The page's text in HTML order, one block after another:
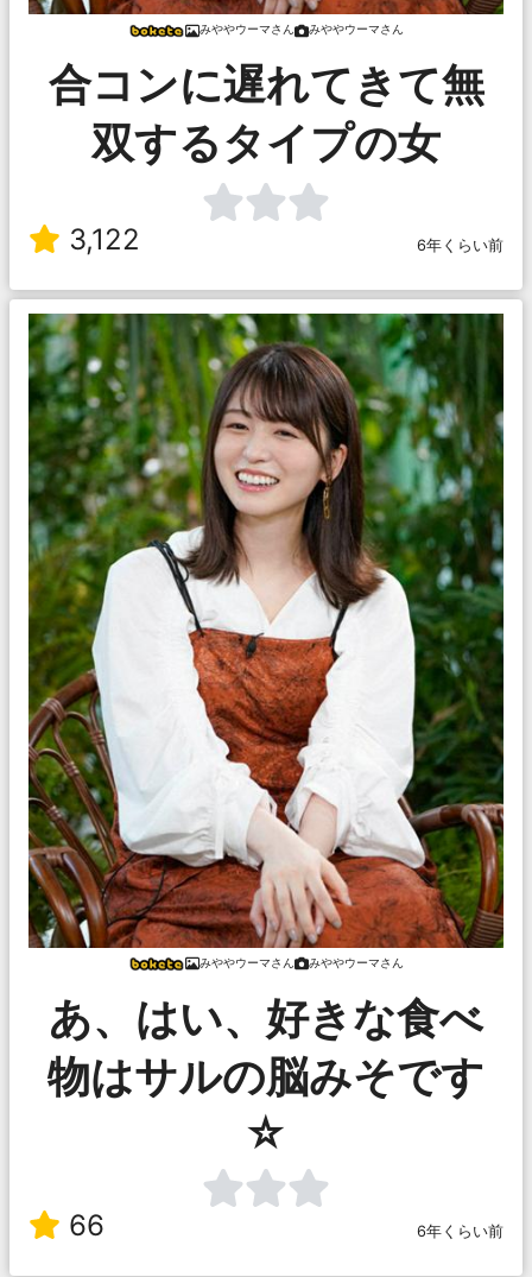
みややウーマさん みややウーマさん
合コンに遅れてきて無
双するタイプの女
3,122 6年くらい前
みややウーマさん みややウーマさん
あ、はい、好きな食べ
物はサルの脳みそです
☆
66 6年くらい前